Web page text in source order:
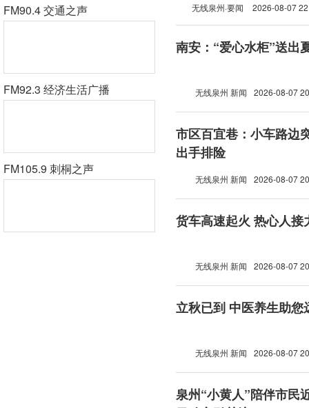
FM90.4 交通之声
FM92.3 经济生活广播
FM105.9 刺桐之声
无线泉州·要闻 2026-08-07
南安：“爱心水柜”送出
无线泉州 新闻 2026-08-07
市区百宜巷：小车路边
出手排险
无线泉州 新闻 2026-08-07
货车高速起火 热心人接
无线泉州 新闻 2026-08-07
立秋已到 中医养生助您
无线泉州 新闻 2026-08-07
泉州“小黄人”陪伴市民